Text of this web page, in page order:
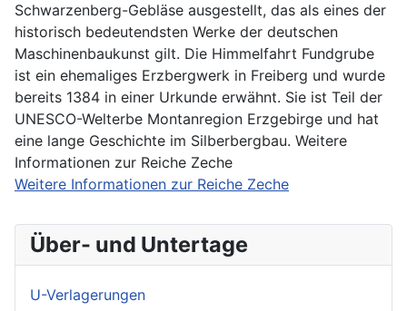
Schwarzenberg-Gebläse ausgestellt, das als eines der
historisch bedeutendsten Werke der deutschen
Maschinenbaukunst gilt. Die Himmelfahrt Fundgrube
ist ein ehemaliges Erzbergwerk in Freiberg und wurde
bereits 1384 in einer Urkunde erwähnt. Sie ist Teil der
UNESCO-Welterbe Montanregion Erzgebirge und hat
eine lange Geschichte im Silberbergbau. Weitere
Informationen zur Reiche Zeche
Weitere Informationen zur Reiche Zeche
Über- und Untertage
U-Verlagerungen